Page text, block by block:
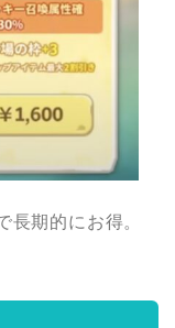
長期的にお得。